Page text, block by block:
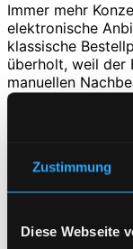
Zustimmung
Diese Webseite
Immer mehr
elektronische
klassische
überholt, weil der
manuellen
PunchOut
Weiterlesen